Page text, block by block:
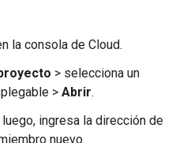
la consola de Cloud.
> selecciona un
> Abrir.
luego, ingresa la dirección de
nuevo.